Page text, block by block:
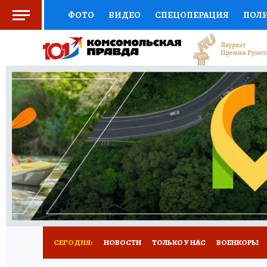
ФОТО ВИДЕО СПЕЦОПЕРАЦИЯ
СОЦПОДДЕРЖКА НАУКА СПОРТ
ВЫБОР ЭКСПЕРТОВ ДОКТОР
КНИЖНАЯ ПОЛКА ПРОГНОЗЫ НА СПОРТ
ПРЕСС-ЦЕНТР НЕДВИЖИМОСТЬ
РАДИО КП РЕКЛАМА ТЕСТЫ НОВОЕ
СЕГОДНЯ: НОВОСТИ ТОЛЬКО У НАС ВОЕНКОРЫ